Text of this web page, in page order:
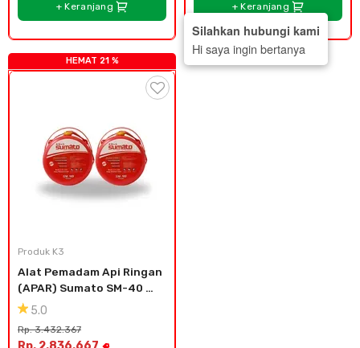
+ Keranjang + Keranjang
HEMAT 21 %
Produk K3
Alat Pemadam Api Ringan
(APAR) Sumato SM-40
(2pcs)
5.0
Rp. 3.432.367
Silahkan hubungi kami
Hi saya ingin bertanya